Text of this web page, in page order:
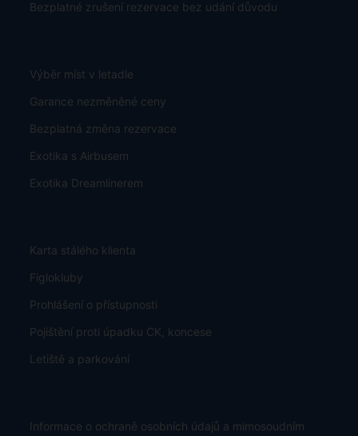
Bezplatné zrušení rezervace bez udání důvodu
Výběr míst v letadle
Garance nezměněné ceny
Bezplatná změna rezervace
Exotika s Airbusem
Exotika Dreamlinerem
Karta stálého klienta
Figlokluby
Prohlášení o přístupnosti
Pojištění proti úpadku CK, koncese
Letiště a parkování
Informace o ochraně osobních údajů a mimosoudním